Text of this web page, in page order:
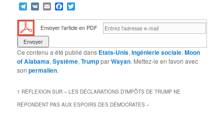
Telegram
VK EmailFacebook
Envoyer l'article en PDF
Ce contenu a été publié dans Etats-Unis,Ingénierie sociale,Moon
of Alabama,Système,TrumpparWayan. Mettez-le en favori avec
sonpermalien.
1 RÉFLEXION SUR «LES DÉCLARATIONS D’IMPÔTS DE TRUMP NE
RÉPONDENT PAS AUX ESPOIRS DES DÉMOCRATES »